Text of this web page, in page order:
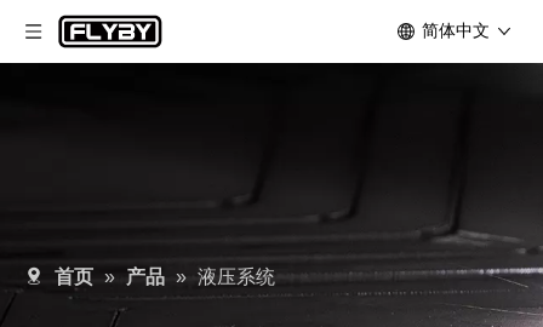
简体中文
首页 » 产品 » 液压系统